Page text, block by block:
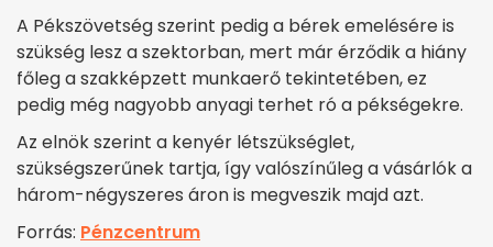
A Pékszövetség szerint pedig a bérek emelésére is
szükség lesz a szektorban, mert már érződik a hiány
főleg a szakképzett munkaerő tekintetében, ez
pedig még nagyobb anyagi terhet ró a pékségekre.
Az elnök szerint a kenyér létszükséglet,
szükségszerűnek tartja, így valószínűleg a vásárlók a
három-négyszeres áron is megveszik majd azt.
Forrás: Pénzcentrum